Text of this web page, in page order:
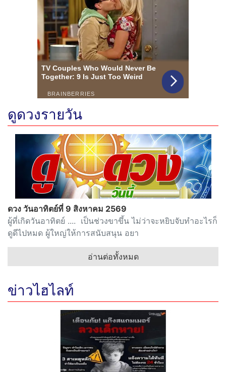
ดูดวงรายวัน
ดวง วันอาทิตย์ที่ 9 สิงหาคม 2569
ผู้ที่เกิดวันอาทิตย์ .... เป็นช่วงขาขึ้น ไม่ว่าจะหยิบจับทำอะไรก็
ดูดีไปหมด ผู้ใหญ่ให้การสนับสนุน อยา
อ่านต่อทั้งหมด
ข่าวไฮไลท์